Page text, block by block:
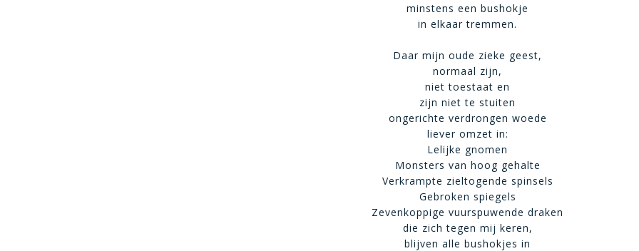
minstens een bushokje
in elkaar tremmen.
Daar mijn oude zieke geest,
normaal zijn,
niet toestaat en
zijn niet te stuiten
ongerichte verdrongen woede
liever omzet in:
Lelijke gnomen
Monsters van hoog gehalte
Verkrampte zieltogende spinsels
Gebroken spiegels
Zevenkoppige vuurspuwende draken
die zich tegen mij keren,
blijven alle bushokjes in